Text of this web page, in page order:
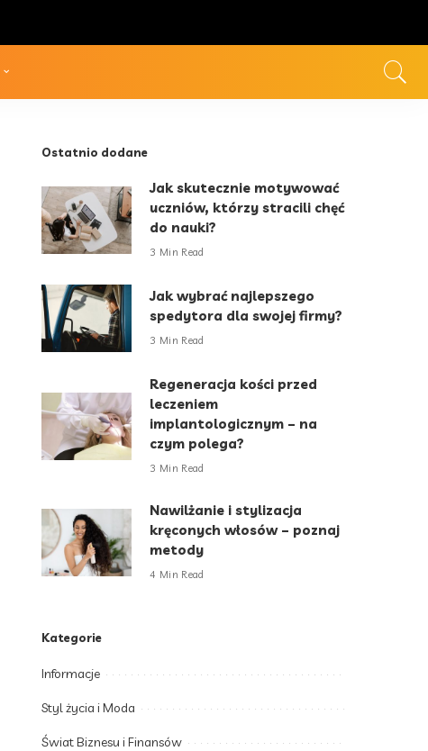
Ostatnio dodane
Jak skutecznie motywować
uczniów, którzy stracili chęć
do nauki?
3 Min Read
Jak wybrać najlepszego
spedytora dla swojej firmy?
3 Min Read
Regeneracja kości przed
leczeniem
implantologicznym – na
czym polega?
3 Min Read
Nawilżanie i stylizacja
kręconych włosów – poznaj
metody
4 Min Read
Kategorie
Informacje
Styl życia i Moda
Świat Biznesu i Finansów